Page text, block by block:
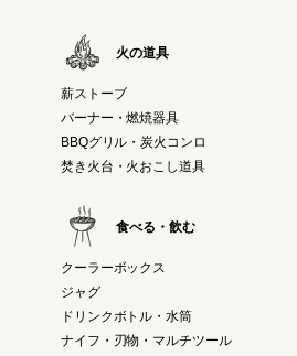
火の道具
薪ストーブ
バーナー・燃焼器具
BBQグリル・炭火コンロ
焚き火台・火おこし道具
食べる・飲む
クーラーボックス
ジャグ
ドリンクボトル・水筒
ナイフ・刃物・マルチツール